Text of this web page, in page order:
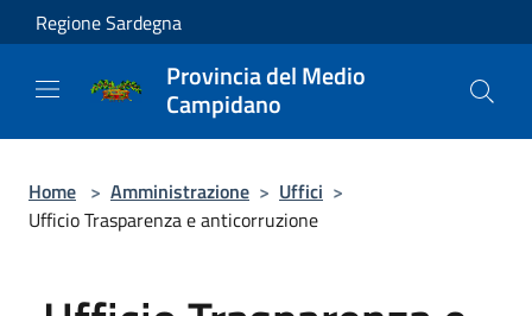
Salta al contenuto principale
Regione Sardegna
Provincia del Medio
Campidano
Home > Amministrazione > Uffici >
Ufficio Trasparenza e anticorruzione